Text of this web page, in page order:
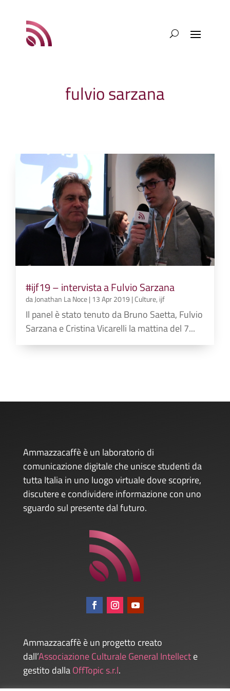
fulvio sarzana
#ijf19 – intervista a Fulvio Sarzana
daJonathan La Noce| 13 Apr 2019 |Culture, ijf
Il panel è stato tenuto da Bruno Saetta, Fulvio
Sarzana e Cristina Vicarelli la mattina del 7...
Ammazzacaffè è un laboratorio di
comunicazione digitale che unisce studenti da
tutta Italia in uno luogo virtuale dove scoprire,
discutere e condividere informazione con uno
sguardo sul presente dal futuro.
Ammazzacaffè è un progetto creato
dall’Associazione Culturale General Intellecte
gestito dallaOffTopic s.r.l.